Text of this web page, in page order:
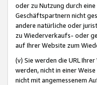
oder zu Nutzung durch
Geschäftspartnern nicht
andere natürliche oder
zu Wiederverkaufs- oder
auf Ihrer Website zum
(v) Sie werden die URL
werden, nicht in einer
nicht mit angemessenem